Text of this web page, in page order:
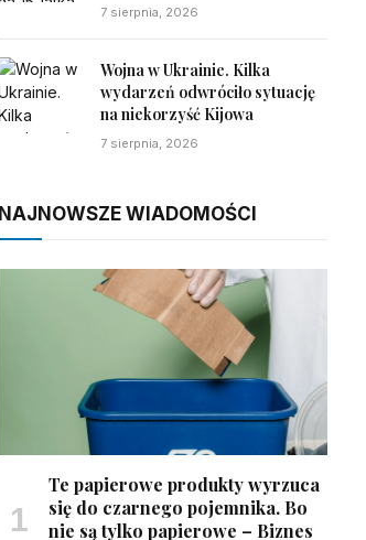
7 sierpnia, 2026
Wojna w Ukrainie. Kilka
wydarzeń odwróciło sytuację
na niekorzyść Kijowa
7 sierpnia, 2026
NAJNOWSZE WIADOMOŚCI
Te papierowe produkty wyrzuca
się do czarnego pojemnika. Bo
nie są tylko papierowe – Biznes